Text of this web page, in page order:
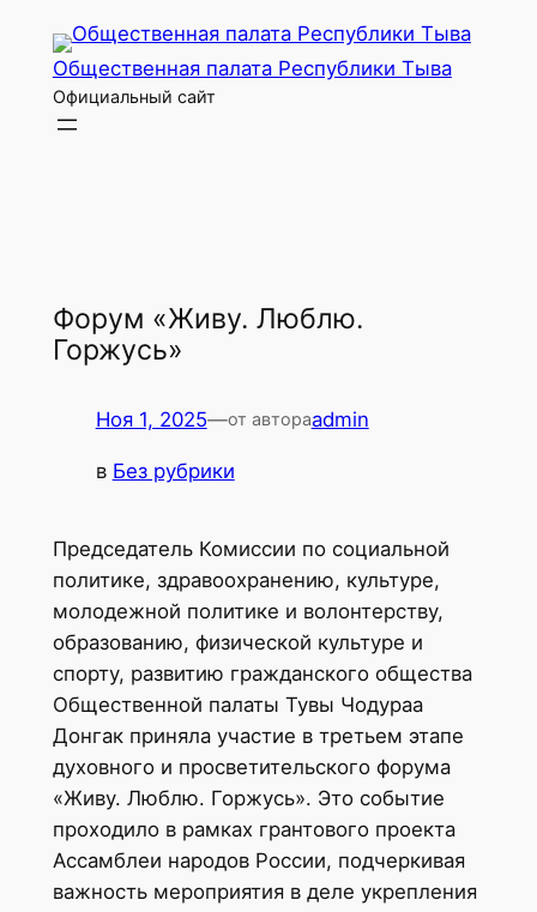
Перейти
содержимому
Общественная палата Республики Тыва
Официальный сайт
Форум «Живу. Люблю.
Горжусь»
Ноя 1, 2025—от автораadmin
в Без рубрики
Председатель Комиссии по социальной
политике, здравоохранению, культуре,
молодежной политике и волонтерству,
образованию, физической культуре и
спорту, развитию гражданского общества
Общественной палаты Тувы Чодураа
Донгак приняла участие в третьем этапе
духовного и просветительского форума
«Живу. Люблю. Горжусь». Это событие
проходило в рамках грантового проекта
Ассамблеи народов России, подчеркивая
важность мероприятия в деле укрепления